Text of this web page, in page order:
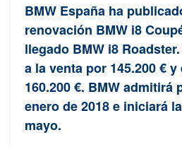
BMW España ha
renovación BMW i8
llegado BMW i8
a la venta por 145.200 €
160.200 €. BMW admitirá
enero de 2018 e iniciará
mayo.